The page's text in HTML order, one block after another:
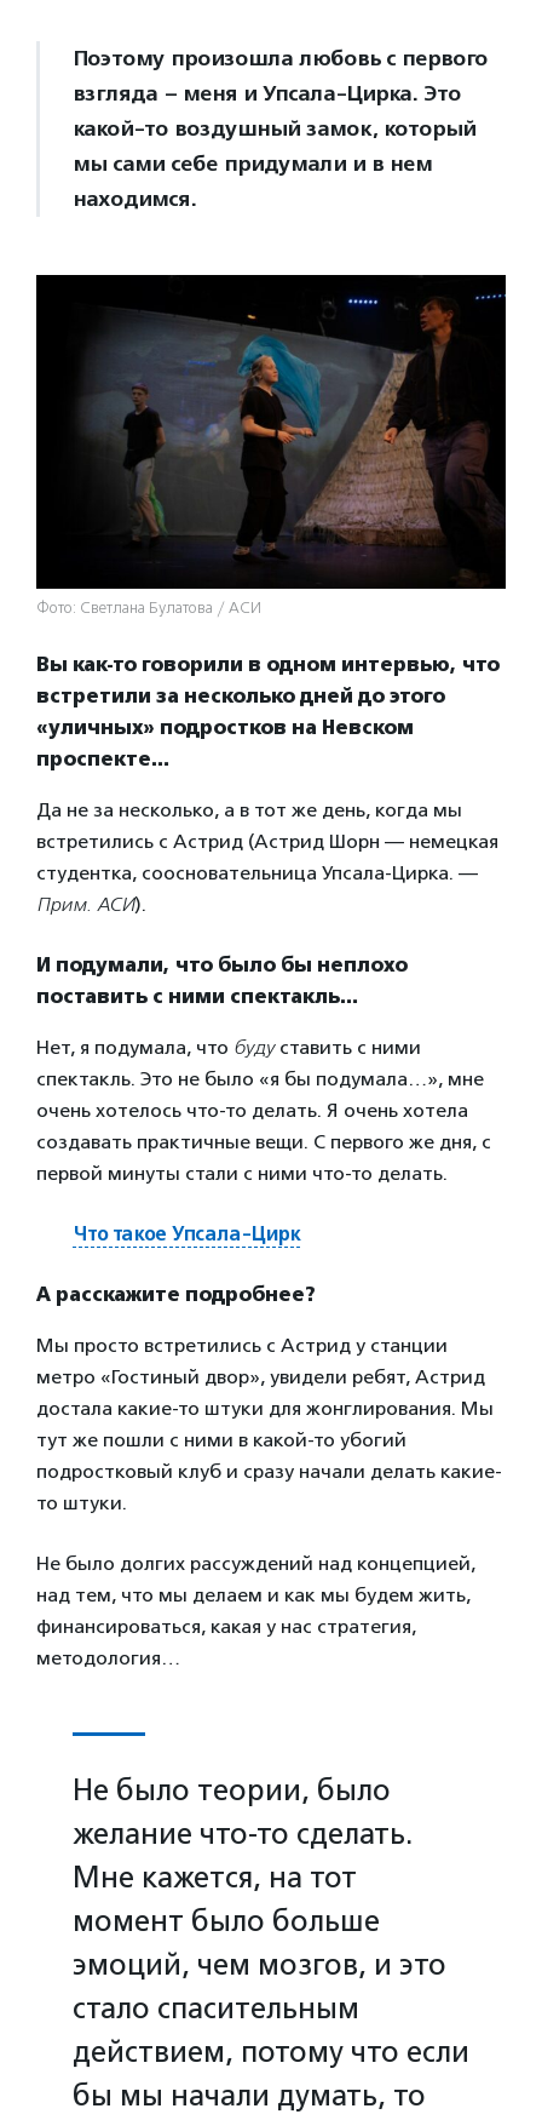
Поэтому произошла любовь с первого
взгляда – меня и Упсала-Цирка. Это
какой-то воздушный замок, который
мы сами себе придумали и в нем
находимся.
Фото: Светлана Булатова / АСИ
Вы как-то говорили в одном интервью, что
встретили за несколько дней до этого
«уличных» подростков на Невском
проспекте…
Да не за несколько, а в тот же день, когда мы
встретились с Астрид (Астрид Шорн — немецкая
студентка, соосновательница Упсала-Цирка. —
Прим. АСИ).
И подумали, что было бы неплохо
поставить с ними спектакль…
Нет, я подумала, что будуставить с ними
спектакль. Это не было «я бы подумала…», мне
очень хотелось что-то делать. Я очень хотела
создавать практичные вещи. С первого же дня, с
первой минуты стали с ними что-то делать.
Что такое Упсала-Цирк
А расскажите подробнее?
Мы просто встретились с Астрид у станции
метро «Гостиный двор», увидели ребят, Астрид
достала какие-то штуки для жонглирования. Мы
тут же пошли с ними в какой-то убогий
подростковый клуб и сразу начали делать какие-
то штуки.
Не было долгих рассуждений над концепцией,
над тем, что мы делаем и как мы будем жить,
финансироваться, какая у нас стратегия,
методология…
Не было теории, было
желание что-то сделать.
Мне кажется, на тот
момент было больше
эмоций, чем мозгов, и это
стало спасительным
действием, потому что если
бы мы начали думать, то